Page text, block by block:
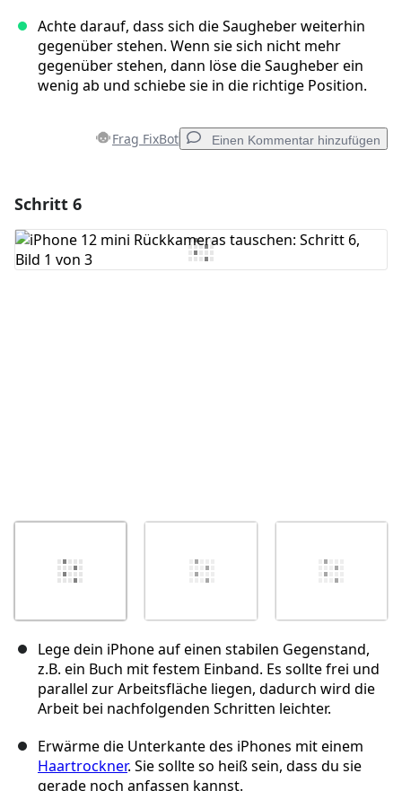
Achte darauf, dass sich die Saugheber weiterhin
gegenüber stehen. Wenn sie sich nicht mehr
gegenüber stehen, dann löse die Saugheber ein
wenig ab und schiebe sie in die richtige Position.
Frag FixBot Einen Kommentar hinzufügen
Kommentar hinzufügen
Schritt 6
Lege dein iPhone auf einen stabilen Gegenstand,
z.B. ein Buch mit festem Einband. Es sollte frei und
parallel zur Arbeitsfläche liegen, dadurch wird die
Arbeit bei nachfolgenden Schritten leichter.
Erwärme die Unterkante des iPhones mit einem
Haartrockner. Sie sollte so heiß sein, dass du sie
gerade noch anfassen kannst.